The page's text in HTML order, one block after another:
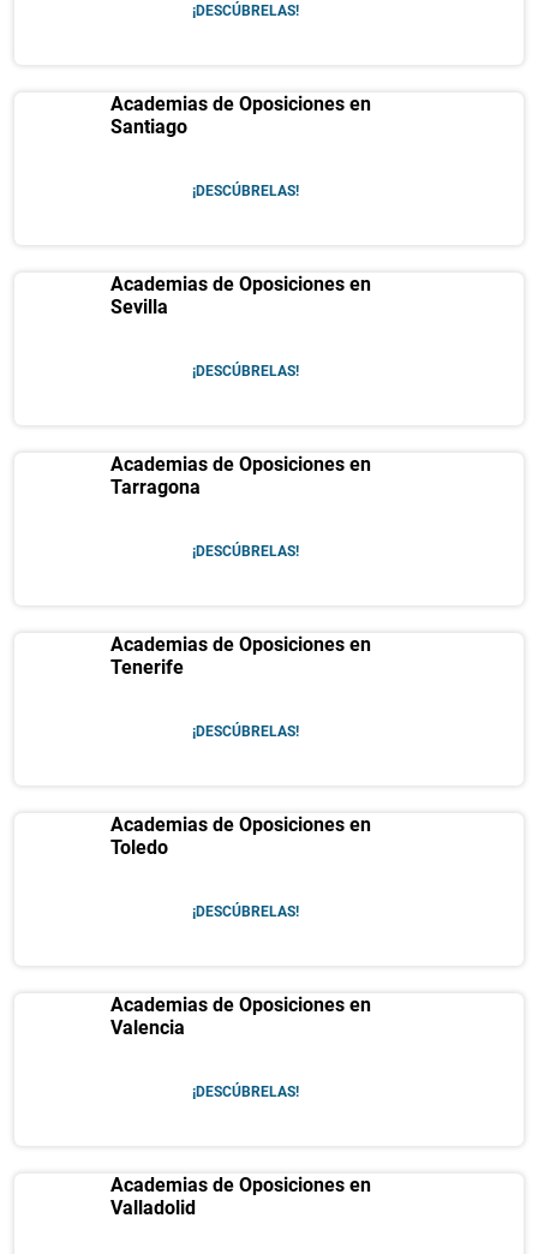
¡DESCÚBRELAS!
Academias de Oposiciones en
Santiago
¡DESCÚBRELAS!
Academias de Oposiciones en
Sevilla
¡DESCÚBRELAS!
Academias de Oposiciones en
Tarragona
¡DESCÚBRELAS!
Academias de Oposiciones en
Tenerife
¡DESCÚBRELAS!
Academias de Oposiciones en
Toledo
¡DESCÚBRELAS!
Academias de Oposiciones en
Valencia
¡DESCÚBRELAS!
Academias de Oposiciones en
Valladolid